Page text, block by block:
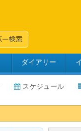
ダイアリー
スケジュール